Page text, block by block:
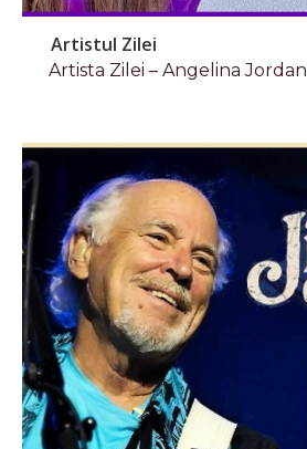
Artistul Zilei
Artista Zilei – Angelina Jordan